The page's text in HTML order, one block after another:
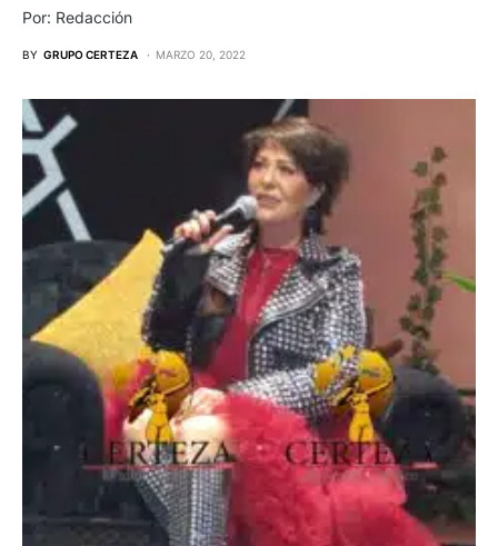
Por: Redacción
BY GRUPO CERTEZA MARZO 20, 2022